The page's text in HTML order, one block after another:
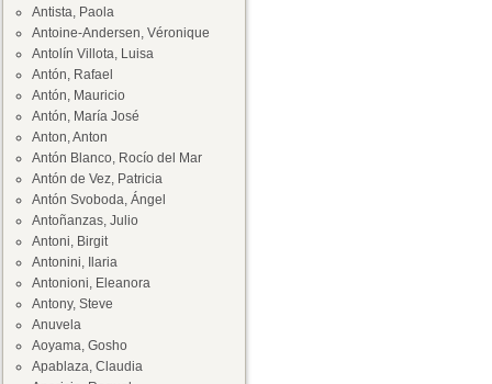
Antista, Paola
Antoine-Andersen, Véronique
Antolín Villota, Luisa
Antón, Rafael
Antón, Mauricio
Antón, María José
Anton, Anton
Antón Blanco, Rocío del Mar
Antón de Vez, Patricia
Antón Svoboda, Ángel
Antoñanzas, Julio
Antoni, Birgit
Antonini, Ilaria
Antonioni, Eleanora
Antony, Steve
Anuvela
Aoyama, Gosho
Apablaza, Claudia